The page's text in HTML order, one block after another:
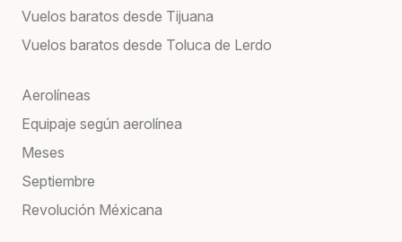
Vuelos baratos desde Tijuana
Vuelos baratos desde Toluca de Lerdo
Aerolíneas
Equipaje según aerolínea
Meses
Septiembre
Revolución Méxicana